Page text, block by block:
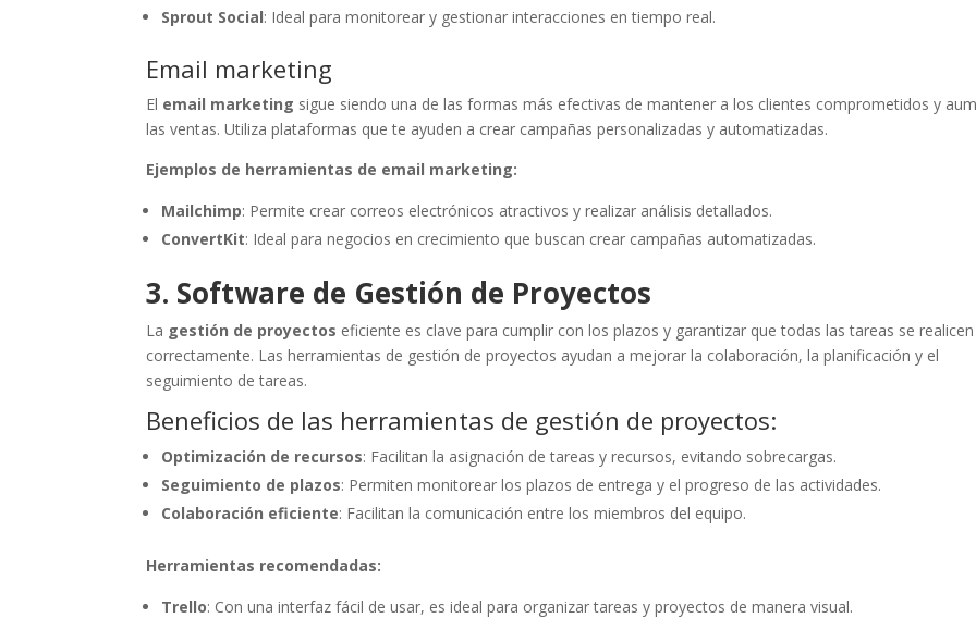
Sprout Social: Ideal para monitorear y gestionar interacciones en tiempo real.
Email marketing
El email marketing sigue siendo una de las formas más efectivas de mantener a los clientes comprometidos y
las ventas. Utiliza plataformas que te ayuden a crear campañas personalizadas y automatizadas.
Ejemplos de herramientas de email marketing:
Mailchimp: Permite crear correos electrónicos atractivos y realizar análisis detallados.
ConvertKit: Ideal para negocios en crecimiento que buscan crear campañas automatizadas.
3. Software de Gestión de Proyectos
La gestión de proyectos eficiente es clave para cumplir con los plazos y garantizar que todas las tareas se realicen
correctamente. Las herramientas de gestión de proyectos ayudan a mejorar la colaboración, la planificación y el
seguimiento de tareas.
Beneficios de las herramientas de gestión de proyectos:
Optimización de recursos: Facilitan la asignación de tareas y recursos, evitando sobrecargas.
Seguimiento de plazos: Permiten monitorear los plazos de entrega y el progreso de las actividades.
Colaboración eficiente: Facilitan la comunicación entre los miembros del equipo.
Herramientas recomendadas:
Trello: Con una interfaz fácil de usar, es ideal para organizar tareas y proyectos de manera visual.